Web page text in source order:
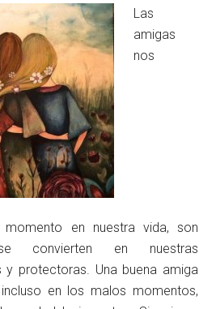
Las
amigas
nos
en nuestra vida, son
convierten en nuestras
y protectoras. Una buena amiga
en los malos momentos,